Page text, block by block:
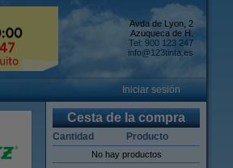
Avda de Lyon, 2
Azuqueca de H.
Tel: 900 123 247
info@123tinta.es
Iniciar sesión
Cesta de la compra
Cantidad Producto
No hay productos